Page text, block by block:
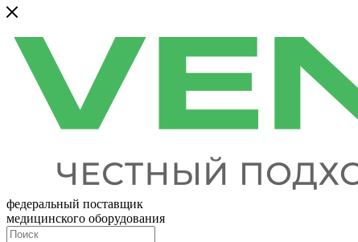
федеральный поставщик
медицинского оборудования